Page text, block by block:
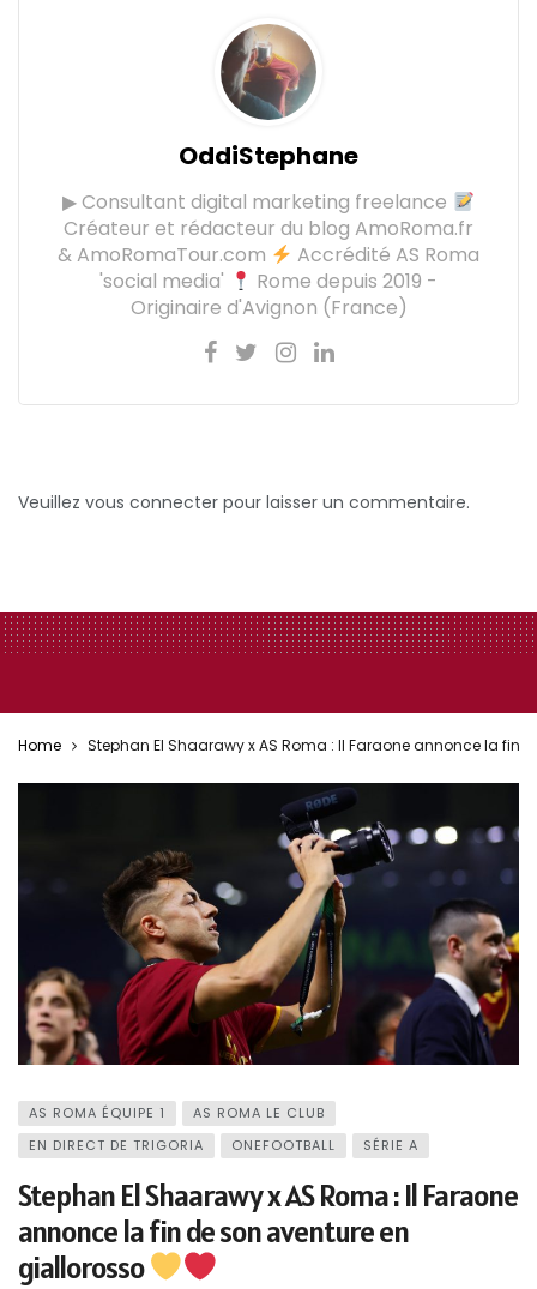
OddiStephane
▶ Consultant digital marketing freelance
Créateur et rédacteur du blog AmoRoma.fr
& AmoRomaTour.com
Accrédité AS Roma
'social media'
Rome depuis 2019 -
Originaire d'Avignon (France)
Veuillez vous connecter pour laisser un commentaire.
Home Stephan El Shaarawy x AS Roma : Il Faraone annonce la fin
AS ROMA ÉQUIPE 1
AS ROMA LE CLUB
EN DIRECT DE TRIGORIA
ONEFOOTBALL SÉRIE A
Stephan El Shaarawy x AS Roma : Il Faraone
annonce la fin de son aventure en
giallorosso